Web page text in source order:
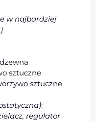
w najbardziej
sztuczne
sztuczne
:
regulator